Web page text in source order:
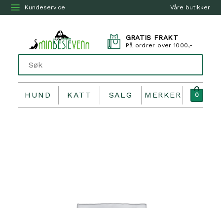
Våre butikker
Kundeservice
GRATIS FRAKT
På ordrer over 1000,-
HUND KATT SALG MERKER 0